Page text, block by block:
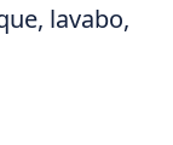
lavabo,